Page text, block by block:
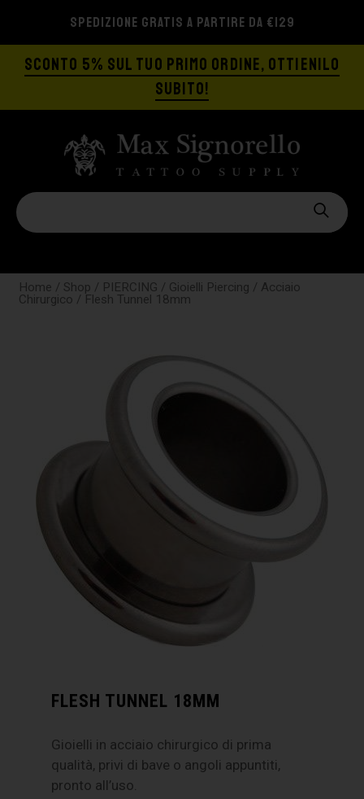
SPEDIZIONE GRATIS A PARTIRE DA €129
SCONTO 5% SUL TUO PRIMO ORDINE, OTTIENILO
SUBITO!
Home / Shop / PIERCING / Gioielli Piercing / Acciaio
Chirurgico / Flesh Tunnel 18mm
FLESH TUNNEL 18MM
Gioielli in acciaio chirurgico di prima
qualità, privi di bave o angoli appuntiti,
pronto all’uso.